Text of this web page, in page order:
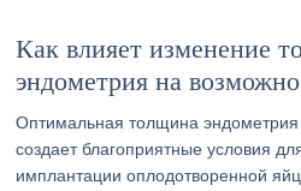
Как влияет изменение
эндометрия на
Оптимальная толщина эндометрия
создает благоприятные условия
имплантации оплодотворенной